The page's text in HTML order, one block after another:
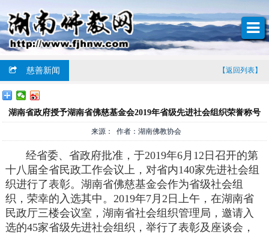
慈善新闻 【返回列表】
湖南省政府授予湖南省佛慈基金会2019年省级先进社会组织荣誉称号
来源： 作者：湖南佛教协会
经省委、省政府批准，于2019年6月12日召开的第
十八届全省民政工作会议上，对省内140家先进社会组
织进行了表彰。湖南省佛慈基金会作为省级社会组
织，荣幸的入选其中。2019年7月2日上午，在湖南省
民政厅三楼会议室，湖南省社会组织管理局，邀请入
选的45家省级先进社会组织，举行了表彰及座谈会，